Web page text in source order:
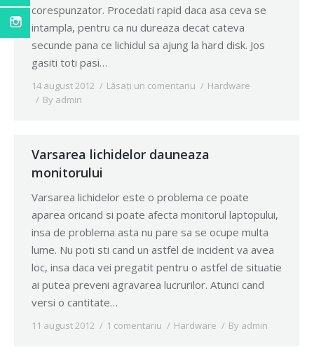
corespunzator. Procedati rapid daca asa ceva se
intampla, pentru ca nu dureaza decat cateva
secunde pana ce lichidul sa ajung la hard disk. Jos
gasiti toti pasi…
14 august 2012 Lăsați un comentariu
Hardware
By admin
Varsarea lichidelor dauneaza
monitorului
Varsarea lichidelor este o problema ce poate
aparea oricand si poate afecta monitorul laptopului,
insa de problema asta nu pare sa se ocupe multa
lume. Nu poti sti cand un astfel de incident va avea
loc, insa daca vei pregatit pentru o astfel de situatie
ai putea preveni agravarea lucrurilor. Atunci cand
versi o cantitate…
11 august 2012 1 comentariu Hardware By admin